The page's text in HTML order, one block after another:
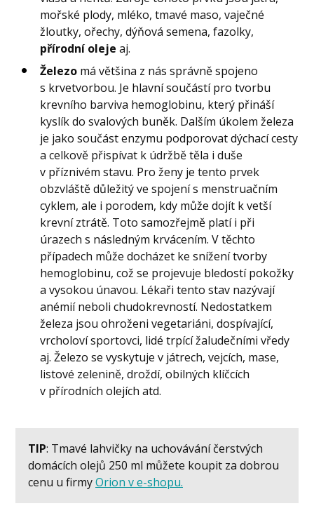
mořské plody, mléko, tmavé maso, vaječné
žloutky, ořechy, dýňová semena, fazolky,
přírodní oleje aj.
Železo má většina z nás správně spojeno
s krvetvorbou. Je hlavní součástí pro tvorbu
krevního barviva hemoglobinu, který přináší
kyslík do svalových buněk. Dalším úkolem železa
je jako součást enzymu podporovat dýchací cesty
a celkově přispívat k údržbě těla i duše
v příznivém stavu. Pro ženy je tento prvek
obzvláště důležitý ve spojení s menstruačním
cyklem, ale i porodem, kdy může dojít k vetší
krevní ztrátě. Toto samozřejmě platí i při
úrazech s následným krvácením. V těchto
případech může docházet ke snížení tvorby
hemoglobinu, což se projevuje bledostí pokožky
a vysokou únavou. Lékaři tento stav nazývají
anémií neboli chudokrevností. Nedostatkem
železa jsou ohroženi vegetariáni, dospívající,
vrcholoví sportovci, lidé trpící žaludečními vředy
aj. Železo se vyskytuje v játrech, vejcích, mase,
listové zelenině, droždí, obilných klíčcích
v přírodních olejích atd.
TIP: Tmavé lahvičky na uchovávání čerstvých
domácích olejů 250 ml můžete koupit za dobrou
cenu u firmyOrion v e-shopu.